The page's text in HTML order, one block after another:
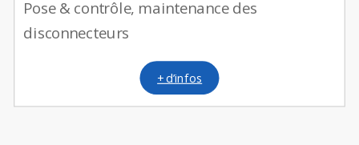
Pose & contrôle, maintenance des
disconnecteurs
+ d’infos